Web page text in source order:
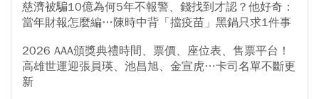
慈濟被騙10億為何5年不報警、錢找到才認？他好奇：
當年財報怎麼編…陳時中背「擋疫苗」黑鍋只求1件事
2026 AAA頒獎典禮時間、票價、座位表、售票平台！
高雄世運迎張員瑛、池昌旭、金宣虎…卡司名單不斷更
新